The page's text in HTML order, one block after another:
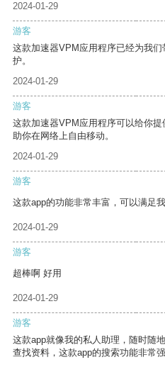
2024-01-29
游客
这款加速器VPM应用程序已经为我
护。
2024-01-29
游客
这款加速器VPM应用程序可以给你
助你在网络上自由移动。
2024-01-29
游客
这款app的功能非常丰富，可以满足
2024-01-29
游客
超棒啊 好用
2024-01-29
游客
这款app就像我的私人助理，随时随
查找资料，这款app的搜索功能非常